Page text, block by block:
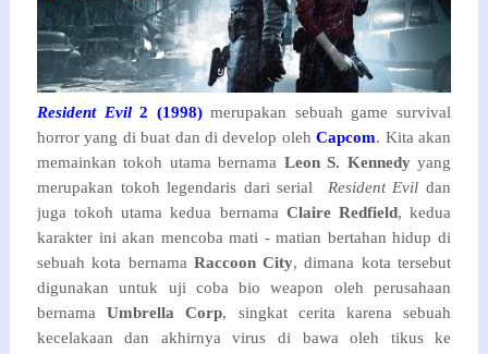
Resident Evil2 (1998)merupakan sebuah game survival
horror yang di buat dan di develop olehCapcom. Kita akan
memainkan tokoh utama bernama Leon S. Kennedyyang
merupakan tokoh legendaris dari serial Resident Evil dan
juga tokoh utama kedua bernama Claire Redfield, kedua
karakter ini akan mencoba mati - matian bertahan hidup di
sebuah kota bernama Raccoon City, dimana kota tersebut
digunakan untuk uji coba bio weapon oleh perusahaan
bernamaUmbrella Corp, singkat cerita karena sebuah
kecelakaan dan akhirnya virus di bawa oleh tikus ke